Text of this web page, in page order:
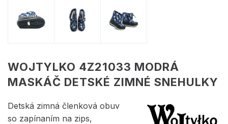
WOJTYLKO 4Z21033 MODRÁ
MASKÁČ DETSKÉ ZIMNÉ SNEHULKY
Detská zimná členková obuv
so zapínaním na zips,